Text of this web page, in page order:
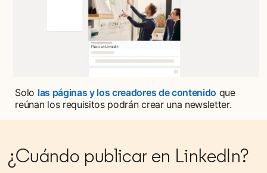
Solo las páginas y los creadores de contenido opens in a
que
reúnan los requisitos podrán crear una newsletter.
¿Cuándo publicar en LinkedIn?